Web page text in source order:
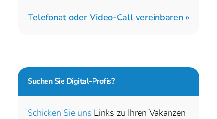
Telefonat oder Video-Call vereinbaren »
Suchen Sie Digital-Profis?
Schicken Sie uns Links zu Ihren Vakanzen